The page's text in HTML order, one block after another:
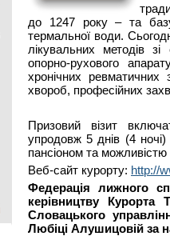
до 1247 року – та
термальної води.
лікувальних методів
опорно-рухового
хронічних ревматичних
хвороб, професійних
Призовий візит
упродовж 5 днів (4
пансіоном та
Веб-сайт курорту: http://
Федерація лижного
керівництву Курорта
Словацького
Любіці Алушицовій за